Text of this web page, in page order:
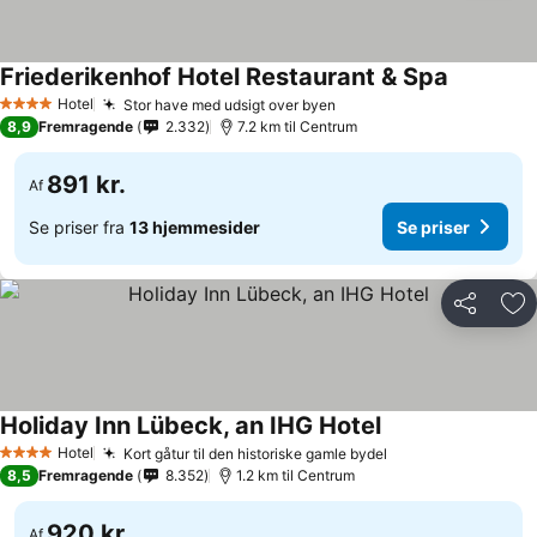
4 StjernerHotel Stor have med udsigt over byen
Friederikenhof Hotel Restaurant & Spa
8,9 Fremragende 2.332 7.2 km til Centrum
Af 891 kr.
Se priser fra 13 hjemmesider Se priser
Del
4 StjernerHotel Kort gåtur til den historiske gamle bydel
Holiday Inn Lübeck, an IHG Hotel
8,5 Fremragende 8.352 1.2 km til Centrum
Af